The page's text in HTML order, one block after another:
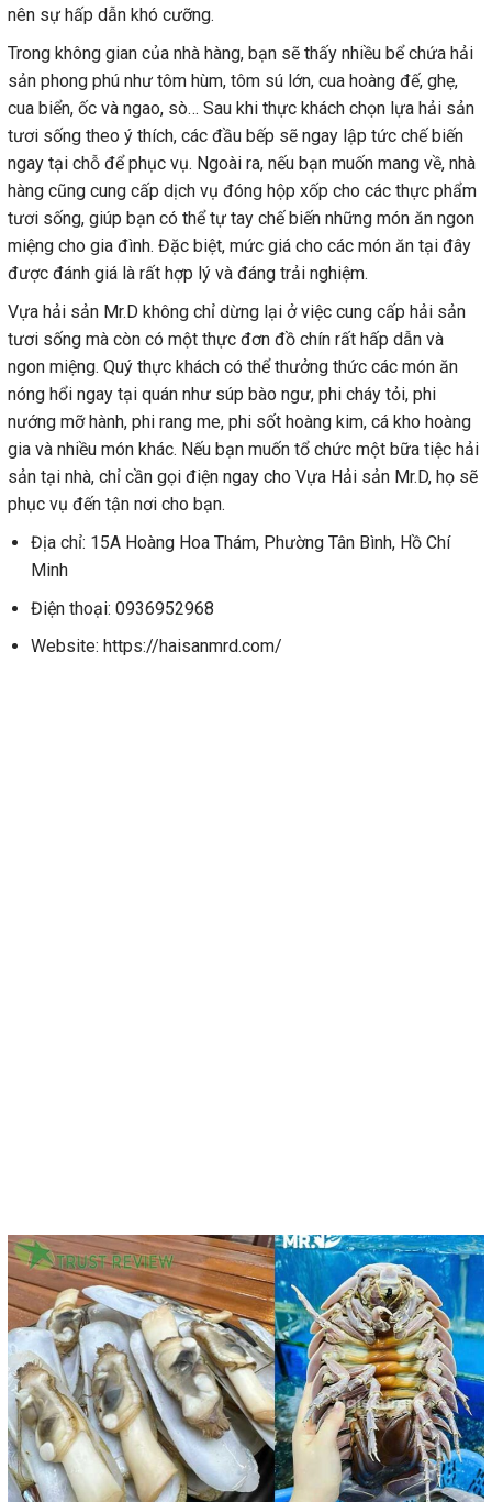
nên sự hấp dẫn khó cưỡng.
Trong không gian của nhà hàng, bạn sẽ thấy nhiều bể chứa hải
sản phong phú như tôm hùm, tôm sú lớn, cua hoàng đế, ghẹ,
cua biển, ốc và ngao, sò… Sau khi thực khách chọn lựa hải sản
tươi sống theo ý thích, các đầu bếp sẽ ngay lập tức chế biến
ngay tại chỗ để phục vụ. Ngoài ra, nếu bạn muốn mang về, nhà
hàng cũng cung cấp dịch vụ đóng hộp xốp cho các thực phẩm
tươi sống, giúp bạn có thể tự tay chế biến những món ăn ngon
miệng cho gia đình. Đặc biệt, mức giá cho các món ăn tại đây
được đánh giá là rất hợp lý và đáng trải nghiệm.
Vựa hải sản Mr.D không chỉ dừng lại ở việc cung cấp hải sản
tươi sống mà còn có một thực đơn đồ chín rất hấp dẫn và
ngon miệng. Quý thực khách có thể thưởng thức các món ăn
nóng hổi ngay tại quán như súp bào ngư, phi cháy tỏi, phi
nướng mỡ hành, phi rang me, phi sốt hoàng kim, cá kho hoàng
gia và nhiều món khác. Nếu bạn muốn tổ chức một bữa tiệc hải
sản tại nhà, chỉ cần gọi điện ngay cho Vựa Hải sản Mr.D, họ sẽ
phục vụ đến tận nơi cho bạn.
Địa chỉ: 15A Hoàng Hoa Thám, Phường Tân Bình, Hồ Chí
Minh
Điện thoại: 0936952968
Website: https://haisanmrd.com/